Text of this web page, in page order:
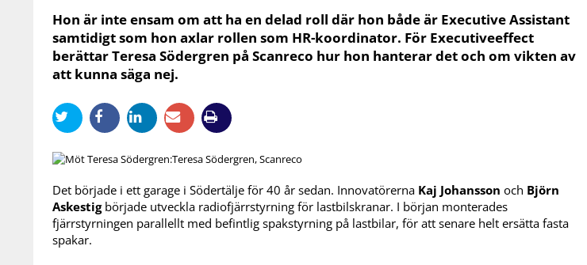
Hon är inte ensam om att ha en delad roll där hon både är Executive Assistant
samtidigt som hon axlar rollen som HR-koordinator. För Executiveeffect
berättar Teresa Södergren på Scanreco hur hon hanterar det och om vikten av
att kunna säga nej.
Teresa Södergren, Scanreco
Det började i ett garage i Södertälje för 40 år sedan. Innovatörerna Kaj Johansson och Björn
Askestigbörjade utveckla radiofjärrstyrning för lastbilskranar. I början monterades
fjärrstyrningen parallellt med befintlig spakstyrning på lastbilar, för att senare helt ersätta fasta
spakar.